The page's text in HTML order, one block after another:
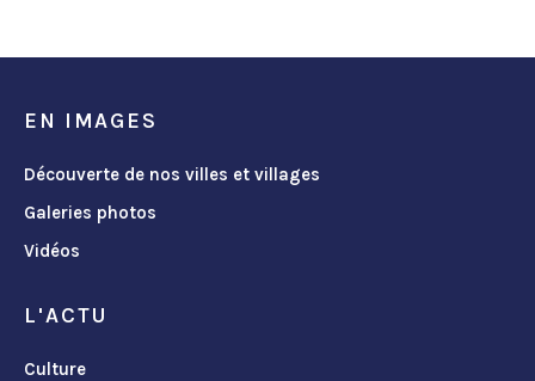
EN IMAGES
Découverte de nos villes et villages
Galeries photos
Vidéos
L'ACTU
Culture